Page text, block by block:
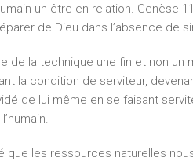
un être en relation. Genèse
de Dieu dans l’absence de
de la technique une fin et non un
la condition de serviteur,
de lui­ même en se faisant
que les ressources naturelles